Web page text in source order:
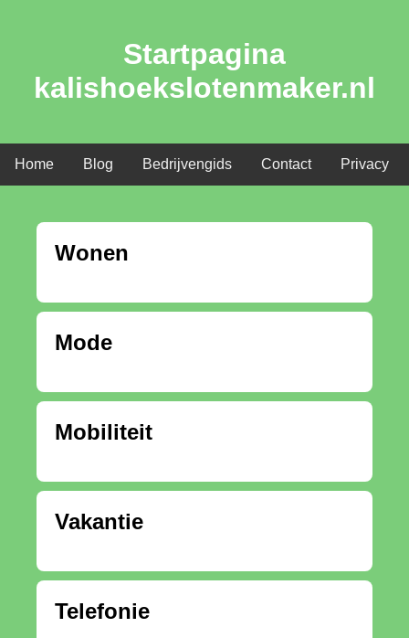
Startpagina
kalishoekslotenmaker.nl
Home Blog Bedrijvengids Contact Privacy
Wonen
Mode
Mobiliteit
Vakantie
Telefonie